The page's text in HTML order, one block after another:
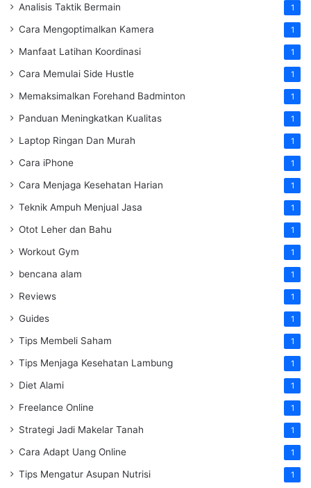
Analisis Taktik Bermain 1
Cara Mengoptimalkan Kamera 1
Manfaat Latihan Koordinasi 1
Cara Memulai Side Hustle 1
Memaksimalkan Forehand Badminton 1
Panduan Meningkatkan Kualitas 1
Laptop Ringan Dan Murah 1
Cara iPhone 1
Cara Menjaga Kesehatan Harian 1
Teknik Ampuh Menjual Jasa 1
Otot Leher dan Bahu 1
Workout Gym 1
bencana alam 1
Reviews 1
Guides 1
Tips Membeli Saham 1
Tips Menjaga Kesehatan Lambung 1
Diet Alami 1
Freelance Online 1
Strategi Jadi Makelar Tanah 1
Cara Adapt Uang Online 1
Tips Mengatur Asupan Nutrisi 1